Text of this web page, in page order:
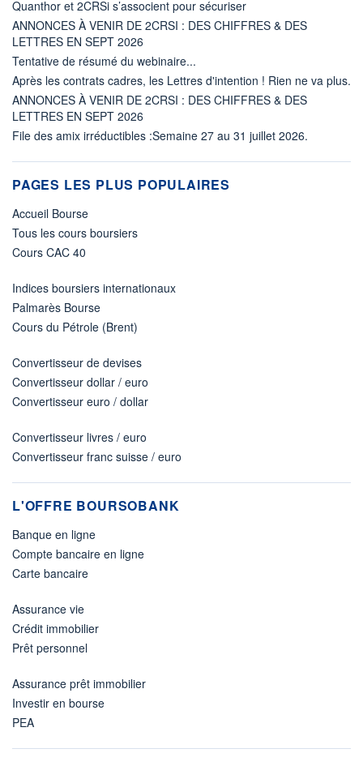
Quanthor et 2CRSi s’associent pour sécuriser
ANNONCES À VENIR DE 2CRSI : DES CHIFFRES & DES
LETTRES EN SEPT 2026
Tentative de résumé du webinaire...
Après les contrats cadres, les Lettres d'intention ! Rien ne va plus.
ANNONCES À VENIR DE 2CRSI : DES CHIFFRES & DES
LETTRES EN SEPT 2026
File des amix irréductibles :Semaine 27 au 31 juillet 2026.
PAGES LES PLUS POPULAIRES
Accueil Bourse
Tous les cours boursiers
Cours CAC 40
Indices boursiers internationaux
Palmarès Bourse
Cours du Pétrole (Brent)
Convertisseur de devises
Convertisseur dollar / euro
Convertisseur euro / dollar
Convertisseur livres / euro
Convertisseur franc suisse / euro
L'OFFRE BOURSOBANK
Banque en ligne
Compte bancaire en ligne
Carte bancaire
Assurance vie
Crédit immobilier
Prêt personnel
Assurance prêt immobilier
Investir en bourse
PEA